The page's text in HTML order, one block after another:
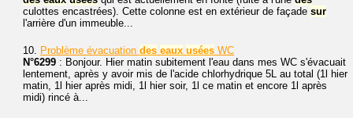
culottes encastrées). Cette colonne est en extérieur de façade sur
l'arrière d'un immeuble...
10. Problème évacuation des eaux usées WC
N°6299 : Bonjour. Hier matin subitement l'eau dans mes WC s'évacuait
lentement, après y avoir mis de l'acide chlorhydrique 5L au total (1l hier
matin, 1l hier après midi, 1l hier soir, 1l ce matin et encore 1l après
midi) rincé à...